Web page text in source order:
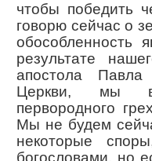
чтобы победить
говорю сейчас о
обособленность
результате
апостола
Церкви, мы
первородного
Мы не будем
некоторые
богословами, но